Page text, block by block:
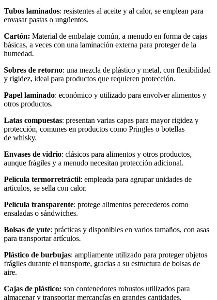
Tubos laminados: resistentes al aceite y al calor, se emplean para
envasar pastas o ungüentos.
Cartón: Material de embalaje común, a menudo en forma de cajas
básicas, a veces con una laminación externa para proteger de la
humedad.
Sobres de retorno: una mezcla de plástico y metal, con flexibilidad
y rigidez, ideal para productos que requieren protección.
Papel laminado: económico y utilizado para envolver alimentos y
otros productos.
Latas compuestas: presentan varias capas para mayor rigidez y
protección, comunes en productos como Pringles o botellas
de whisky.
Envases de vidrio: clásicos para alimentos y otros productos,
aunque frágiles y a menudo necesitan protección adicional.
Película termorretráctil: empleada para agrupar unidades de
artículos, se sella con calor.
Película transparente: protege alimentos perecederos como
ensaladas o sándwiches.
Bolsas de yute: prácticas y disponibles en varios tamaños, con asas
para transportar artículos.
Plástico de burbujas: ampliamente utilizado para proteger objetos
frágiles durante el transporte, gracias a su estructura de bolsas de
aire.
Cajas de plástico: son contenedores robustos utilizados para
almacenar y transportar mercancías en grandes cantidades,